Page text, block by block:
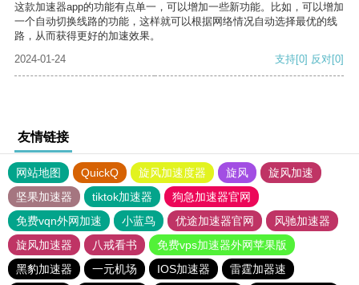
这款加速器app的功能有点单一，可以增加一些新功能。比如，可以增加
一个自动切换线路的功能，这样就可以根据网络情况自动选择最优的线
路，从而获得更好的加速效果。
2024-01-24
支持[0] 反对[0]
友情链接
网站地图 QuickQ 旋风加速度器 旋风
旋风加速
坚果加速器
tiktok加速器
狗急加速器官网
免费vqn外网加速
小蓝鸟 优途加速器官网
风驰加速器
旋风加速器
八戒看书
免费vps加速器外网苹果版
黑豹加速器
一元机场 IOS加速器
雷霆加器速